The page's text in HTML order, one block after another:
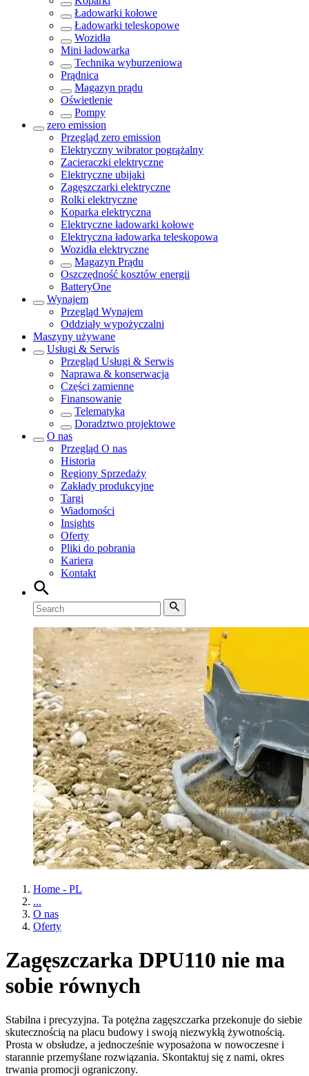
Ładowarki kołowe
Ładowarki teleskopowe
Wozidła
Mini ładowarka
Technika wyburzeniowa
Prądnica
Magazyn prądu
Oświetlenie
Pompy
zero emission
Przegląd zero emission
Elektryczny wibrator pogrążalny
Zacieraczki elektryczne
Elektryczne ubijaki
Zagęszczarki elektryczne
Rolki elektryczne
Koparka elektryczna
Elektryczne ładowarki kołowe
Elektryczna ładowarka teleskopowa
Wozidła elektryczne
Magazyn Prądu
Oszczędność kosztów energii
BatteryOne
Wynajem
Przegląd Wynajem
Oddziały wypożyczalni
Maszyny używane
Usługi & Serwis
Przegląd Usługi & Serwis
Naprawa & konserwacja
Części zamienne
Finansowanie
Telematyka
Doradztwo projektowe
O nas
Przegląd O nas
Historia
Regiony Sprzedaży
Zakłady produkcyjne
Targi
Wiadomości
Insights
Oferty
Pliki do pobrania
Kariera
Kontakt
Home - PL
...
O nas
Oferty
Zagęszczarka DPU110 nie ma
sobie równych
Stabilna i precyzyjna. Ta potężna zagęszczarka przekonuje do siebie
skutecznością na placu budowy i swoją niezwykłą żywotnością.
Prosta w obsłudze, a jednocześnie wyposażona w nowoczesne i
starannie przemyślane rozwiązania. Skontaktuj się z nami, okres
trwania promocji ograniczony.